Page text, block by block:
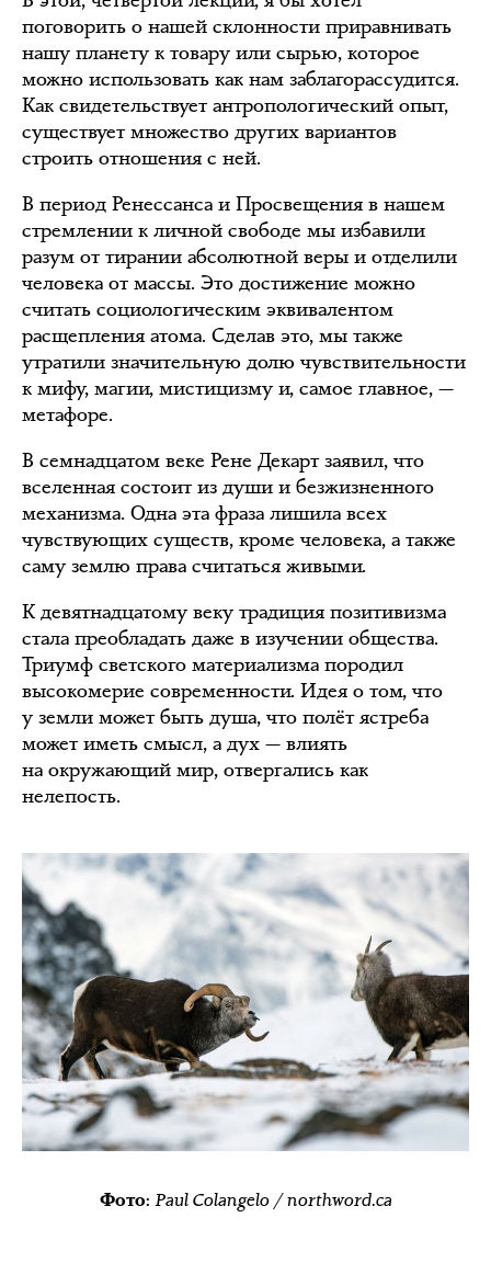
поговорить о нашей склонности приравнивать
нашу планету к товару или сырью, которое
можно использовать как нам заблагорассудится.
Как свидетельствует антропологический опыт,
существует множество других вариантов
строить отношения с ней.
В период Ренессанса и Просвещения в нашем
стремлении к личной свободе мы избавили
разум от тирании абсолютной веры и отделили
человека от массы. Это достижение можно
считать социологическим эквивалентом
расщепления атома. Сделав это, мы также
утратили значительную долю чувствительности
к мифу, магии, мистицизму и, самое главное, —
метафоре.
В семнадцатом веке Рене Декарт заявил, что
вселенная состоит из души и безжизненного
механизма. Одна эта фраза лишила всех
чувствующих существ, кроме человека, а также
саму землю права считаться живыми.
К девятнадцатому веку традиция позитивизма
стала преобладать даже в изучении общества.
Триумф светского материализма породил
высокомерие современности. Идея о том, что
у земли может быть душа, что полёт ястреба
может иметь смысл, а дух — влиять
на окружающий мир, отвергались как
нелепость.
Фото:Paul Colangelo / northword.ca